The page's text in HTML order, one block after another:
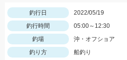
釣行日
2022/05/19
釣行時間
05:00～12:30
釣場
沖・オフショア
釣り方
船釣り